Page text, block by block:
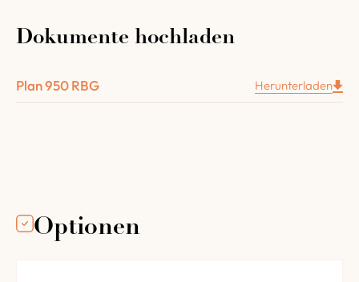
Ein rotierender Boden mit Drehteller (4 x Ø 32 cm
Ein Gewölbe aus 2/3 Ziegelsteinen 1/3 Schamotte
8 cm dick.
Geschwindigkeitsregelung
1 Gasbrenner mit einem 2-stufigen Magnetventil
Dokumente hochladen
Plan 950 RBG Herunterladen
Optionen